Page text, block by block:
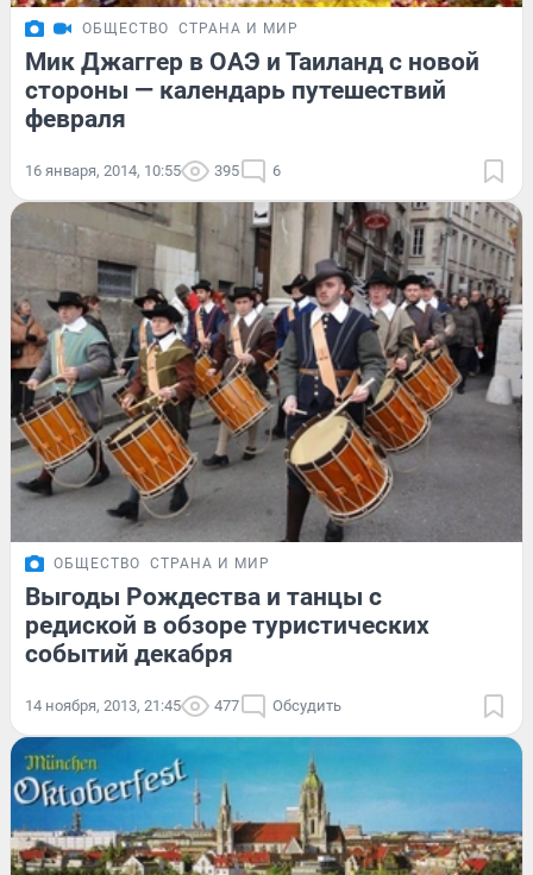
ОБЩЕСТВО СТРАНА И МИР
Мик Джаггер в ОАЭ и Таиланд с новой
стороны — календарь путешествий
февраля
16 января, 2014, 10:55 395 6
ОБЩЕСТВО СТРАНА И МИР
Выгоды Рождества и танцы с
редиской в обзоре туристических
событий декабря
14 ноября, 2013, 21:45 477 Обсудить